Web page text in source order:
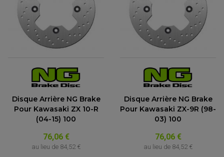
Disque Arrière NG Brake
Pour Kawasaki ZX 10-R
(04-15) 100
76,06 €
au lieu de 84,52 €
Disque Arrière NG Brake
Pour Kawasaki ZX-9R (98-
03) 100
76,06 €
au lieu de 84,52 €